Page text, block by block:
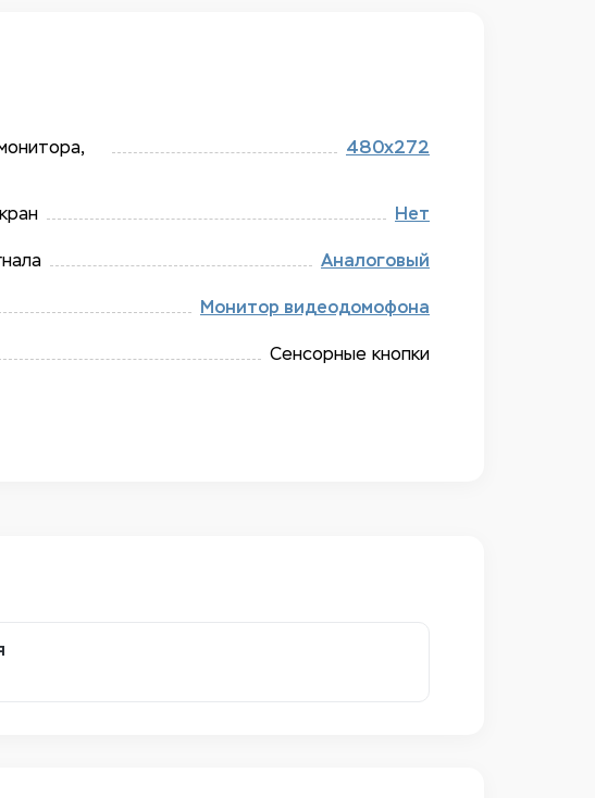
480x272
Нет
Аналоговый
Монитор видеодомофона
Сенсорные кнопки